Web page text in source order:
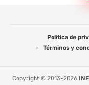
Política de
Términos y
Copyright © 2013-2026